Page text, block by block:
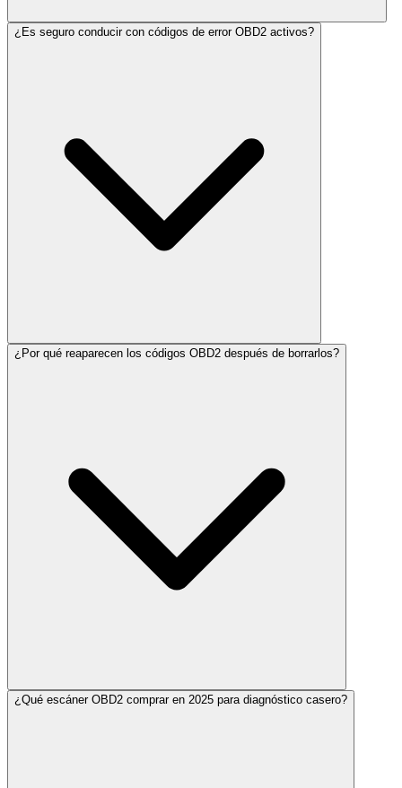
¿Es seguro conducir con códigos de error OBD2 activos?
¿Por qué reaparecen los códigos OBD2 después de borrarlos?
¿Qué escáner OBD2 comprar en 2025 para diagnóstico casero?